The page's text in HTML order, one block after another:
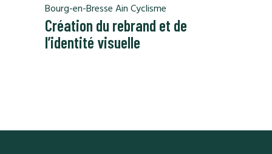
Bourg-en-Bresse Ain Cyclisme
Création du rebrand et de
l’identité visuelle